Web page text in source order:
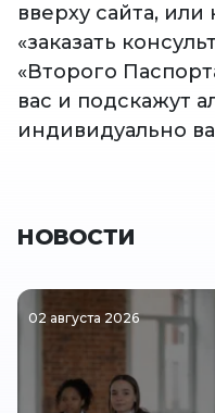
вверху сайта,
«заказать
«Второго
вас и подскажут
индивидуально
НОВОСТИ
02 августа 2026